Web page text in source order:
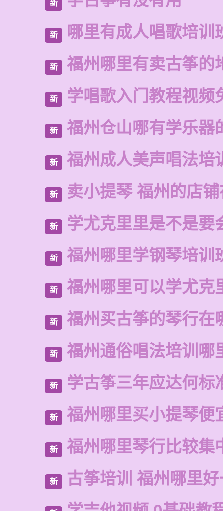
新
新 哪里有成人唱歌培训
新 福州哪里有卖古筝的
新 学唱歌入门教程视频
新 福州仓山哪有学乐器
新 福州成人美声唱法培
新 卖小提琴 福州的店
新 学尤克里里是不是要
新 福州哪里学钢琴培训
新 福州哪里可以学尤克
新 福州买古筝的琴行在
新 福州通俗唱法培训哪
新 学古筝三年应达何标
新 福州哪里买小提琴便
新 福州哪里琴行比较集
新 古筝培训 福州哪里